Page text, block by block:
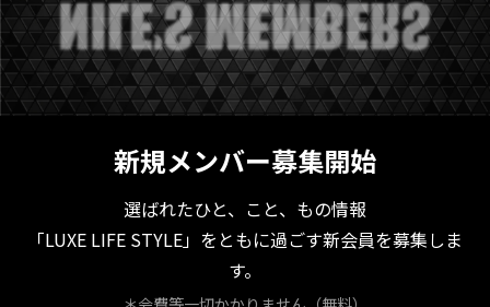
新規メンバー募集開始
選ばれたひと、こと、もの情報
「LUXE LIFE STYLE」をともに過ごす新会員を募集しま
す。